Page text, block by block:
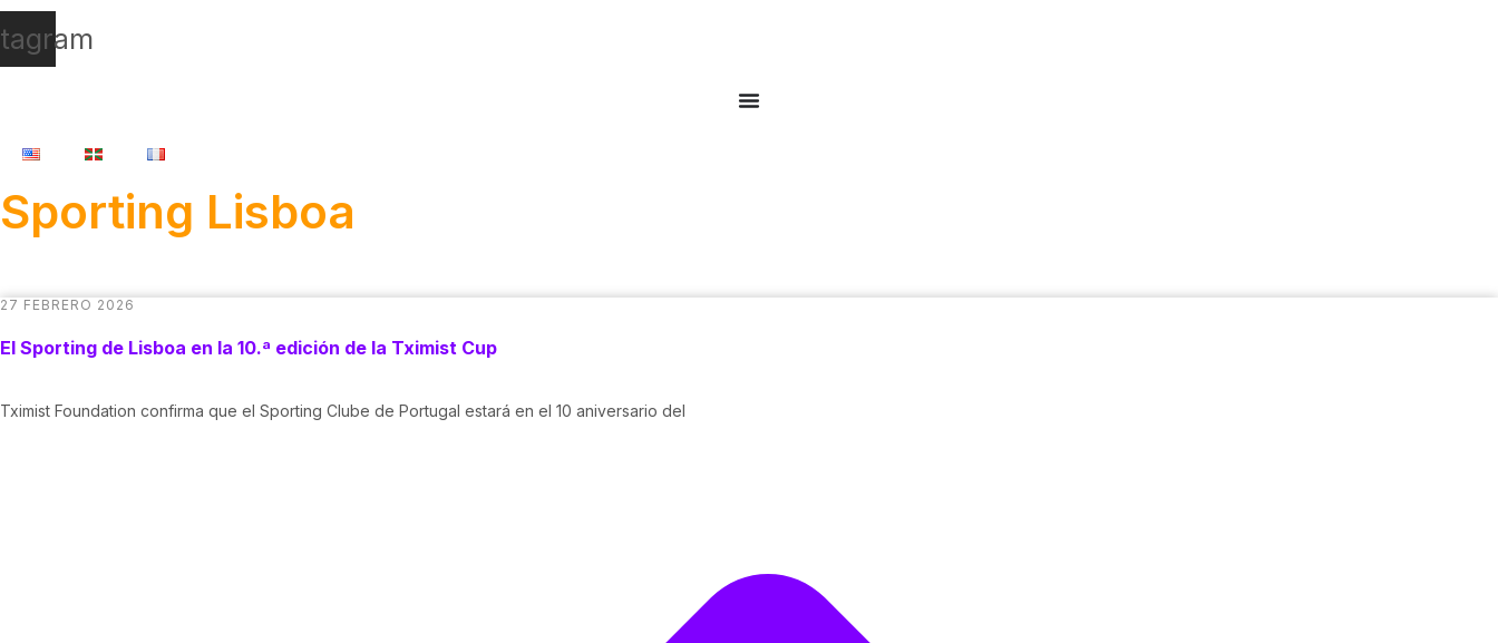
Sporting Lisboa
27 FEBRERO 2026
El Sporting de Lisboa en la 10.ª edición de la Tximist Cup
Tximist Foundation confirma que el Sporting Clube de Portugal estará en el 10 aniversario del